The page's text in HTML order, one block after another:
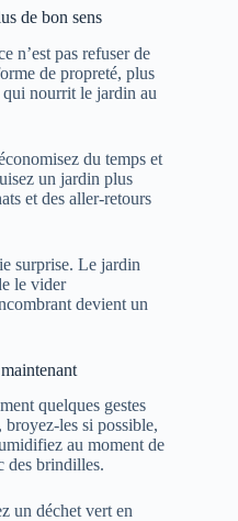
de bon sens
n’est pas refuser de
de propreté, plus
nourrit le jardin au
du temps et
un jardin plus
et des aller-retours
surprise. Le jardin
le vider
devient un
quelques gestes
broyez-les si possible,
au moment de
des brindilles.
un déchet vert en